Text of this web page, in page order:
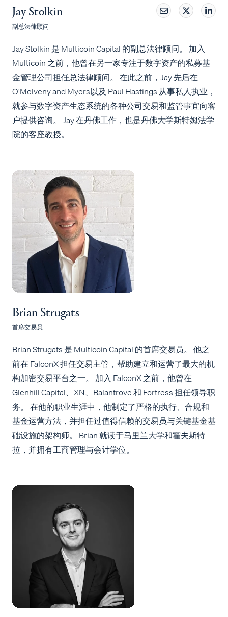
Jay Stolkin
副总法律顾问
Jay Stolkin 是 Multicoin Capital 的副总法律顾问。 加入
Multicoin 之前，他曾在另一家专注于数字资产的私募基
金管理公司担任总法律顾问。 在此之前，Jay 先后在
O'Melveny and Myers以及 Paul Hastings 从事私人执业，
就参与数字资产生态系统的各种公司交易和监管事宜向客
户提供咨询。 Jay 在丹佛工作，也是丹佛大学斯特姆法学
院的客座教授。
Brian Strugats
首席交易员
Brian Strugats 是 Multicoin Capital 的首席交易员。 他之
前在 FalconX 担任交易主管，帮助建立和运营了最大的机
构加密交易平台之一。 加入 FalconX 之前，他曾在
Glenhill Capital、XN、Balantrove 和 Fortress 担任领导职
务。 在他的职业生涯中，他制定了严格的执行、合规和
基金运营方法，并担任过值得信赖的交易员与关键基金基
础设施的架构师。 Brian 就读于马里兰大学和霍夫斯特
拉，并拥有工商管理与会计学位。